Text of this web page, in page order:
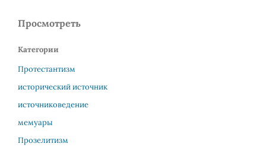
Просмотреть
Категории
Протестантизм
исторический источник
источниковедение
мемуары
Прозелитизм